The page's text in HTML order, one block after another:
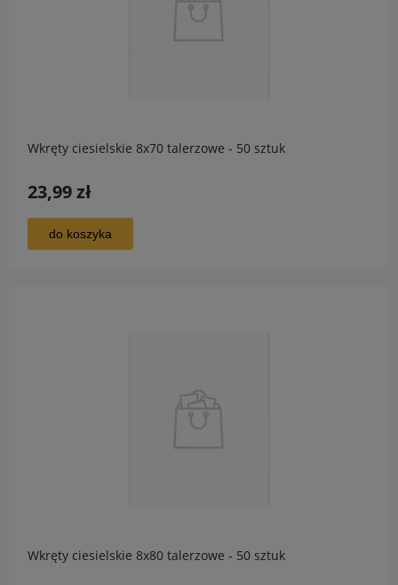
Wkręty ciesielskie 8x70 talerzowe - 50 sztuk
23,99 zł
do koszyka
Wkręty ciesielskie 8x80 talerzowe - 50 sztuk